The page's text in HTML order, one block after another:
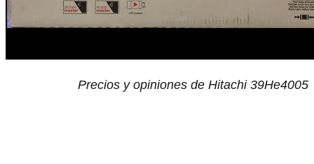
Precios y opiniones de Hitachi 39He4005